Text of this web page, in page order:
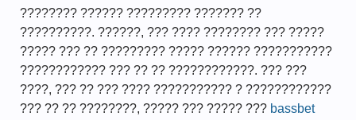
???????? ?????? ????????? ??????? ??
??????????. ??????, ??? ???? ???????? ??? ?????
????? ??? ?? ????????? ????? ?????? ???????????
???????????? ??? ?? ?? ????????????. ??? ???
????, ??? ?? ??? ???? ??????????? ? ????????????
??? ?? ?? ????????, ????? ??? ????? ??? bassbet